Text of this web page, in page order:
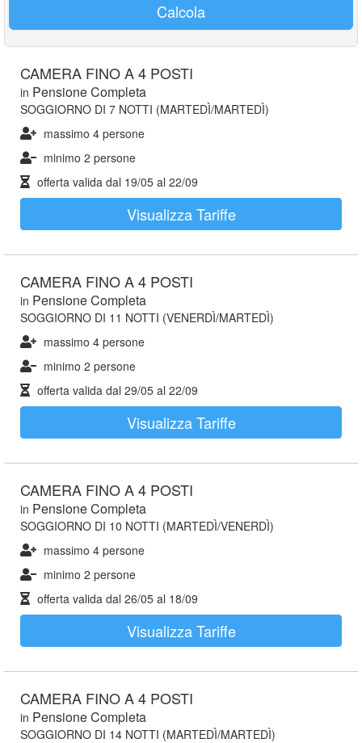
Calcola
CAMERA FINO A 4 POSTI
in Pensione Completa
SOGGIORNO DI 7 NOTTI (MARTEDÌ/MARTEDÌ)
massimo 4 persone
minimo 2 persone
offerta valida dal 19/05 al 22/09
Visualizza Tariffe
CAMERA FINO A 4 POSTI
in Pensione Completa
SOGGIORNO DI 11 NOTTI (VENERDÌ/MARTEDÌ)
massimo 4 persone
minimo 2 persone
offerta valida dal 29/05 al 22/09
Visualizza Tariffe
CAMERA FINO A 4 POSTI
in Pensione Completa
SOGGIORNO DI 10 NOTTI (MARTEDÌ/VENERDÌ)
massimo 4 persone
minimo 2 persone
offerta valida dal 26/05 al 18/09
Visualizza Tariffe
CAMERA FINO A 4 POSTI
in Pensione Completa
SOGGIORNO DI 14 NOTTI (MARTEDÌ/MARTEDÌ)